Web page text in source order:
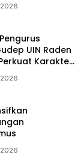
UIN Raden
Karakter